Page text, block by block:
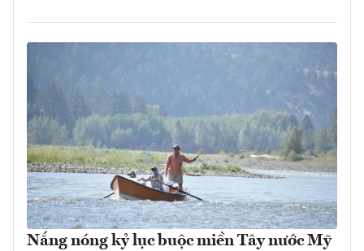
Nắng nóng kỷ lục buộc miền Tây nước Mỹ